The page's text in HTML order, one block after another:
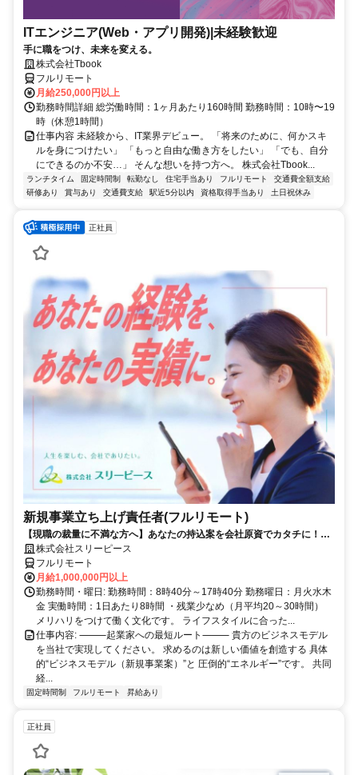
ITエンジニア(Web・アプリ開発)|未経験歓迎
手に職をつけ、未来を変える。
株式会社Tbook
フルリモート
月給250,000円以上
勤務時間詳細 総労働時間：1ヶ月あたり160時間 勤務時間：10時〜19
時（休憩1時間）
仕事内容 未経験から、IT業界デビュー。 「将来のために、何かスキ
ルを身につけたい」 「もっと自由な働き方をしたい」 「でも、自分
にできるのか不安…」 そんな想いを持つ方へ。 株式会社Tbook...
ランチタイム 固定時間制 転勤なし 住宅手当あり フルリモート
交通費全額支給
研修あり
賞与あり 交通費支給 駅近5分以内 資格取得手当あり 土日祝休み
正社員
新規事業立ち上げ責任者(フルリモート)
【現職の裁量に不満な方へ】あなたの持込案を会社原資でカタチに！最
短6ヶ月で共同経営者の道へ
株式会社スリーピース
フルリモート
月給1,000,000円以上
勤務時間・曜日: 勤務時間：8時40分～17時40分 勤務曜日：月火水木
金 実働時間：1日あたり8時間 ・残業少なめ（月平均20～30時間）
メリハリをつけて働く文化です。 ライフスタイルに合った...
仕事内容: ⸻起業家への最短ルート⸻ 貴方のビジネスモデル
を当社で実現してください。 求めるのは新しい価値を創造する 具体
的“ビジネスモデル（新規事業案）”と 圧倒的“エネルギー”です。 共同
経...
固定時間制 フルリモート 昇給あり
正社員